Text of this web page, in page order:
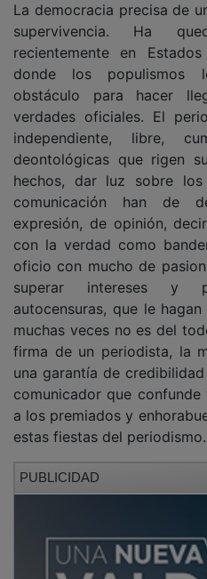
supervivencia. Ha
recientemente en
donde los populismos
obstáculo para hacer
verdades oficiales. El
independiente, libre,
deontológicas que rigen
hechos, dar luz sobre
comunicación han de
expresión, de opinión,
con la verdad como
oficio con mucho de
superar intereses y
autocensuras, que le
muchas veces no es del
firma de un periodista, la
una garantía de
comunicador que
a los premiados y
estas fiestas del